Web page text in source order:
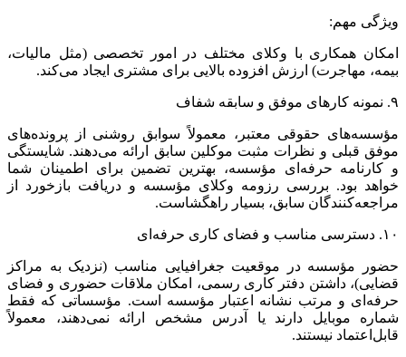
ویژگی مهم:
امکان همکاری با وکلای مختلف در امور تخصصی (مثل مالیات،
بیمه، مهاجرت) ارزش افزوده بالایی برای مشتری ایجاد می‌کند.
۹. نمونه کارهای موفق و سابقه شفاف
مؤسسه‌های حقوقی معتبر، معمولاً سوابق روشنی از پرونده‌های
موفق قبلی و نظرات مثبت موکلین سابق ارائه می‌دهند. شایستگی
و کارنامه حرفه‌ای مؤسسه، بهترین تضمین برای اطمینان شما
خواهد بود. بررسی رزومه وکلای مؤسسه و دریافت بازخورد از
مراجعه‌کنندگان سابق، بسیار راهگشاست.
۱۰. دسترسی مناسب و فضای کاری حرفه‌ای
حضور مؤسسه در موقعیت جغرافیایی مناسب (نزدیک به مراکز
قضایی)، داشتن دفتر کاری رسمی، امکان ملاقات حضوری و فضای
حرفه‌ای و مرتب نشانه اعتبار مؤسسه است. مؤسساتی که فقط
شماره موبایل دارند یا آدرس مشخص ارائه نمی‌دهند، معمولاً
قابل‌اعتماد نیستند.